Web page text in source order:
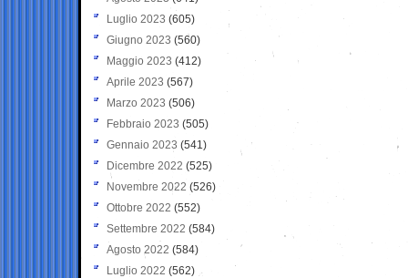
Luglio 2023 (605)
Giugno 2023 (560)
Maggio 2023 (412)
Aprile 2023 (567)
Marzo 2023 (506)
Febbraio 2023 (505)
Gennaio 2023 (541)
Dicembre 2022 (525)
Novembre 2022 (526)
Ottobre 2022 (552)
Settembre 2022 (584)
Agosto 2022 (584)
Luglio 2022 (562)